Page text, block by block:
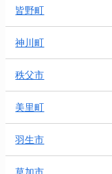
皆野町
神川町
秩父市
美里町
羽生市
草加市